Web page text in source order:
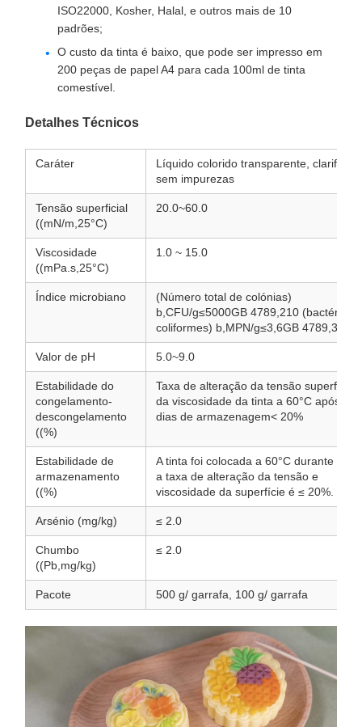
ISO22000, Kosher, Halal, e outros mais de 10
padrões;
O custo da tinta é baixo, que pode ser impresso em
200 peças de papel A4 para cada 100ml de tinta
comestível.
Detalhes Técnicos
Caráter
Líquido colorido transparente,
sem impurezas
Tensão superficial
((mN/m,25°C)
20.0~60.0
Viscosidade
((mPa.s,25°C)
1.0 ~ 15.0
Índice microbiano
(Número total de colónias)
b,CFU/g≤5000GB 4789,210 (bactérias
coliformes) b,MPN/g≤3,6GB 4789,3
Valor de pH 5.0~9.0
Estabilidade do
congelamento-
descongelamento
((%)
Taxa de alteração da tensão superficial
da viscosidade da tinta a 60°C após
dias de armazenagem< 20%
Estabilidade de
armazenamento
((%)
A tinta foi colocada a 60°C durante 7
a taxa de alteração da tensão e
viscosidade da superfície é ≤ 20%.
Arsénio (mg/kg) ≤ 2.0
Chumbo
((Pb,mg/kg)
≤ 2.0
Pacote 500 g/ garrafa, 100 g/ garrafa